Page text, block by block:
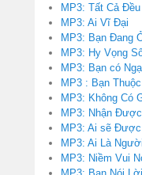
MP3: Tất Cả
MP3: Ai Vĩ Đại
MP3: Bạn Đang
MP3: Hy Vọng
MP3: Bạn có
MP3 : Bạn
MP3: Không Có
MP3: Nhận
MP3: Ai sẽ
MP3: Ai Là
MP3: Niềm Vui